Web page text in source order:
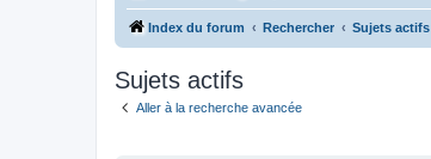
Index du forum Rechercher Sujets actifs
Sujets actifs
Aller à la recherche avancée